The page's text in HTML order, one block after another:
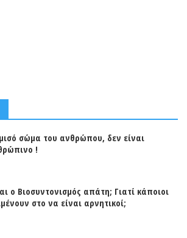
σώμα του ανθρώπου, δεν είναι
!
ο Βιοσυντονισμός απάτη; Γιατί κάποιοι
στο να είναι αρνητικοί;